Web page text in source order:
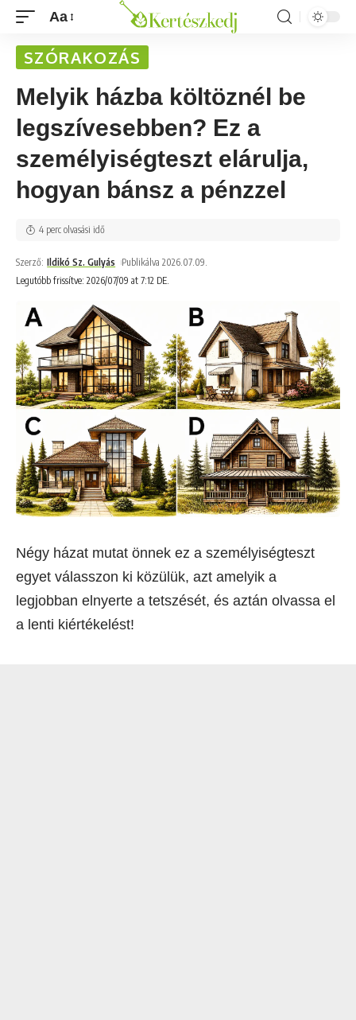
Aa
SZÓRAKOZÁS
Melyik házba költöznél be
legszívesebben? Ez a
személyiségteszt elárulja,
hogyan bánsz a pénzzel
Legutóbb frissítve: 2026/07/09 at 7:12 DE.
Szerző: Ildikó Sz. Gulyás Publikálva 2026.07.09.
4 perc olvasási idő
Négy házat mutat önnek ez a személyiségteszt
egyet válasszon ki közülük, azt amelyik a
legjobban elnyerte a tetszését, és aztán olvassa el
a lenti kiértékelést!